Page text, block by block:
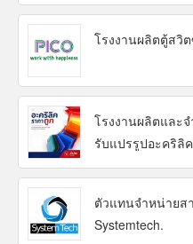
โรงงานผลิตตู้สวิ
โรงงานผลิตและ
รับแปรรูปอะคริลิ
ตัวแทนจำหน่ายส
Systemtech.